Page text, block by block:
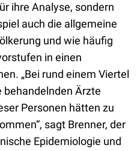
ihre Analyse, sondern
auch die allgemeine
und wie häufig
in einen
„Bei rund einem Viertel
behandelnden Ärzte
Personen hätten zu
sagt Brenner, der
Epidemiologie und